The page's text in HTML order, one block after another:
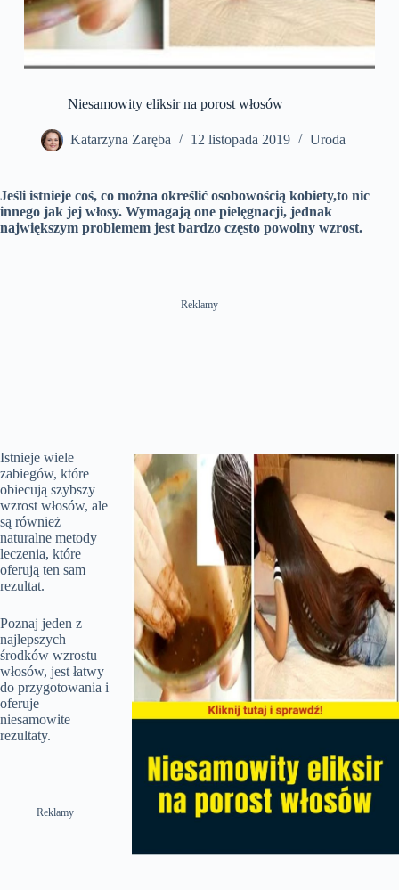
Niesamowity eliksir na porost włosów
Katarzyna Zaręba 12 listopada 2019 Uroda
Jeśli istnieje coś, co można określić osobowością kobiety,to nic
innego jak jej włosy. Wymagają one pielęgnacji, jednak
największym problemem jest bardzo często powolny wzrost.
Reklamy
Istnieje wiele
zabiegów, które
obiecują szybszy
wzrost włosów, ale
są również
naturalne metody
leczenia, które
oferują ten sam
rezultat.
Poznaj jeden z
najlepszych
środków wzrostu
włosów, jest łatwy
do przygotowania i
oferuje
niesamowite
rezultaty.
Reklamy